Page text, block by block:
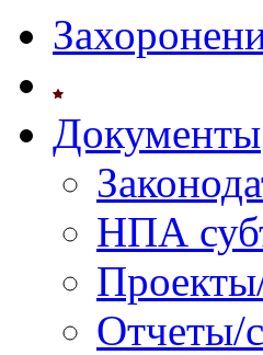
Документы
НПА
Отчеты/